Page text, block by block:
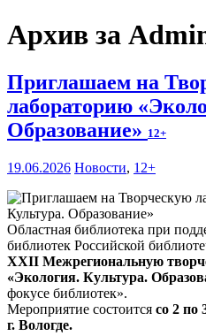
Архив за
Приглашаем на
лабораторию
Образование» 12+
19.06.2026 Новости, 12+
Областная библиотека при
библиотек Российской
XXII Межрегиональную
«Экология. Культура.
фокусе библиотек».
Мероприятие состоится со 2 по
г. Вологде.